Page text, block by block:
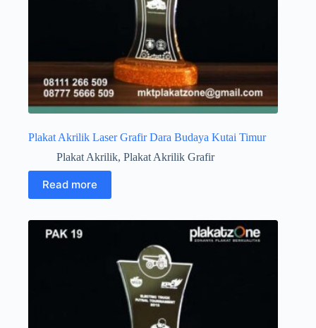
Plakat Akrilik Laser Grafir Dara Budaya Kutai Timur
Plakat Akrilik, Plakat Akrilik Grafir
Read more